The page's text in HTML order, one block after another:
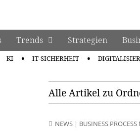
it
Trends Strategien
KI IT-SICHERHEIT
Alle Artikel zu
NEWS| BUSINESS